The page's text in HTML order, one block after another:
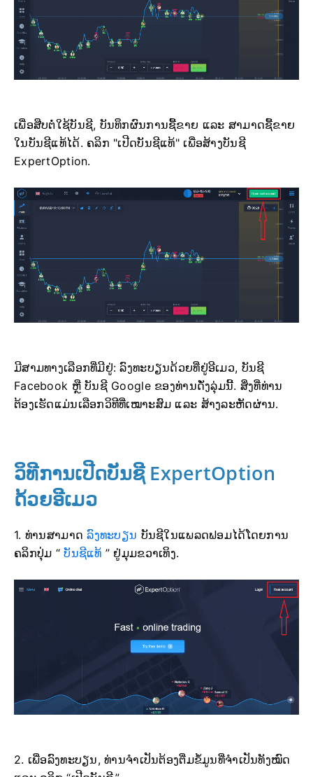
ເພື່ອສືບຕໍ່ໃຊ້ບັນຊີ, ບັນທຶກຜົນການຊື້ຂາຍ ແລະ ສາມາດຊື້ຂາຍ
ໃນບັນຊີແທ້ໄດ້. ຄລິກ "ເປີດບັນຊີແທ້" ເພື່ອສ້າງບັນຊີ
ExpertOption.
ມີສາມທາງເລືອກທີ່ມີຢູ່: ລົງທະບຽນດ້ວຍທີ່ຢູ່ອີເມວ, ບັນຊີ
Facebook ຫຼື ບັນຊີ Google ຂອງທ່ານດັ່ງລຸ່ມນີ້. ສິ່ງທີ່ທ່ານ
ຕ້ອງເຮັດແມ່ນເລືອກວິທີທີ່ເໝາະສົມ ແລະ ສ້າງລະຫັດຜ່ານ.
ວິທີການເປີດບັນຊີ ExpertOption
ດ້ວຍອີເມວ
1. ທ່ານສາມາດລົງທະບຽນ ບັນຊີໃນແພລດຟອມໄດ້ໂດຍການ
ຄລິກປຸ່ມ “ບັນຊີແທ້ ” ຢູ່ມຸມຂວາເທິງ.
2. ເພື່ອລົງທະບຽນ, ທ່ານຈໍາເປັນຕ້ອງຕື່ມຂໍ້ມູນທີ່ຈໍາເປັນທັງໝົດ